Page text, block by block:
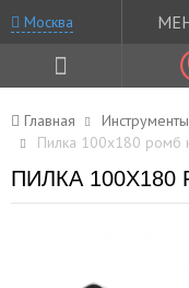
Москва
Главная Инструменты
Пилка 100x180 ромб
ПИЛКА